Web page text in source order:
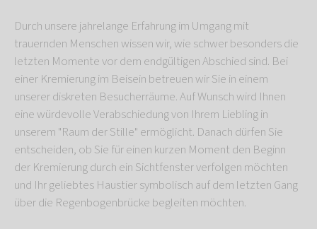
Durch unsere jahrelange Erfahrung im Umgang mit
trauernden Menschen wissen wir, wie schwer besonders die
letzten Momente vor dem endgültigen Abschied sind. Bei
einer Kremierung im Beisein betreuen wir Sie in einem
unserer diskreten Besucherräume. Auf Wunsch wird Ihnen
eine würdevolle Verabschiedung von Ihrem Liebling in
unserem "Raum der Stille" ermöglicht. Danach dürfen Sie
entscheiden, ob Sie für einen kurzen Moment den Beginn
der Kremierung durch ein Sichtfenster verfolgen möchten
und Ihr geliebtes Haustier symbolisch auf dem letzten Gang
über die Regenbogenbrücke begleiten möchten.